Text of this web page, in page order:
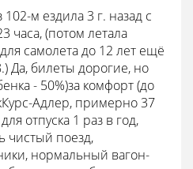
м ездила 3 г. назад с
часа, (потом летала
самолета до 12 лет ещё
Да, билеты дорогие, но
- 50%)за комфорт (до
Адлер, примерно 37
отпуска 1 раз в год,
чистый поезд,
нормальный вагон-